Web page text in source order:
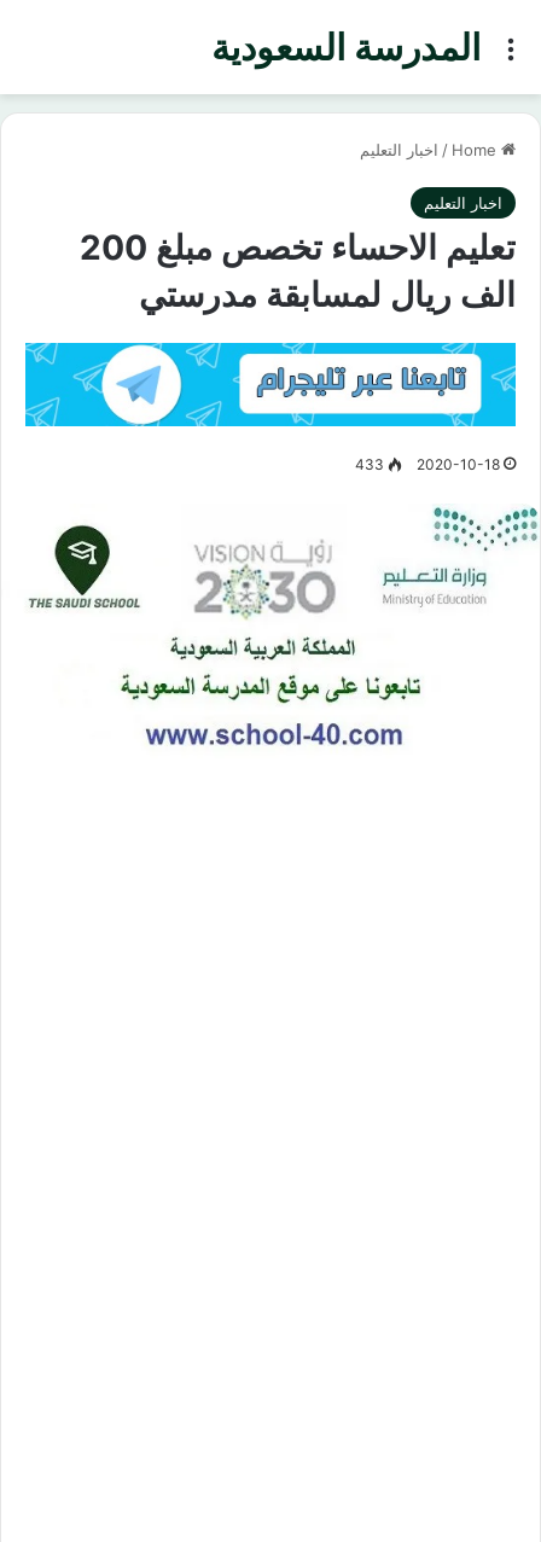
المدرسة السعوديةMenu
/ اخبار التعليم
اخبار التعليم
تعليم الاحساء تخصص مبلغ 200
الف ريال لمسابقة مدرستي
2020-10-18
433